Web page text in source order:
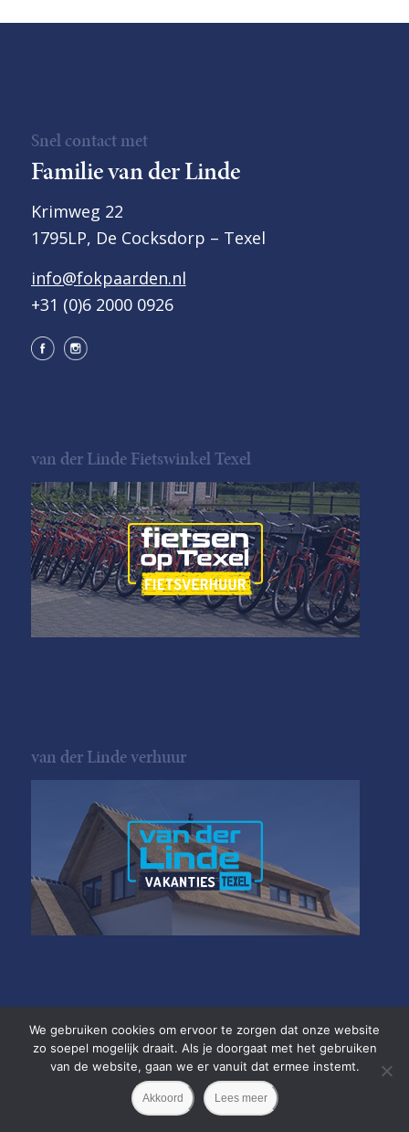
Snel contact met
Familie van der Linde
Krimweg 22
1795LP, De Cocksdorp – Texel
info@fokpaarden.nl
+31 (0)6 2000 0926
van der Linde Fietswinkel Texel
van der Linde verhuur
Copyright van der Linde Texel •
Privacyverklaring
• Website door
We gebruiken cookies om ervoor te zorgen dat onze website
zo soepel mogelijk draait. Als je doorgaat met het gebruiken
van de website, gaan we er vanuit dat ermee instemt.
Akkoord Lees meer